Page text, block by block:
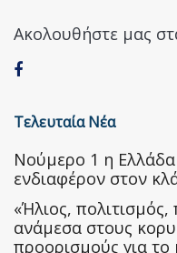
Ακολουθήστε μας
Τελευταία Νέα
Nούμερο 1 η
ενδιαφέρον στον
«Ήλιος, πολιτισμός,
ανάμεσα στους
προορισμούς για το